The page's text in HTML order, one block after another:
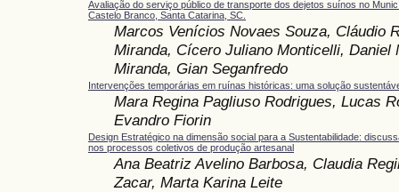
Avaliação do serviço público de transporte dos dejetos suínos no
Castelo Branco, Santa Catarina, SC.
Marcos Venícios Novaes Souza, Cláudio
Miranda, Cícero Juliano Monticelli, Daniel
Miranda, Gian Seganfredo
Intervenções temporárias em ruínas históricas: uma solução
Mara Regina Pagliuso Rodrigues, Lucas
Evandro Fiorin
Design Estratégico na dimensão social para a Sustentabilidade:
nos processos coletivos de produção artesanal
Ana Beatriz Avelino Barbosa, Claudia
Zacar, Marta Karina Leite